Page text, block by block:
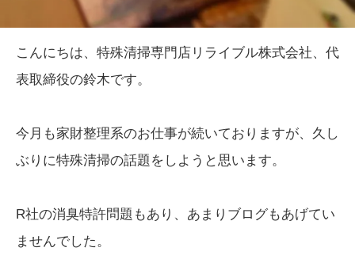
こんにちは、特殊清掃専門店リライブル株式会社、代
表取締役の鈴木です。
今月も家財整理系のお仕事が続いておりますが、久し
ぶりに特殊清掃の話題をしようと思います。
R社の消臭特許問題もあり、あまりブログもあげてい
ませんでした。